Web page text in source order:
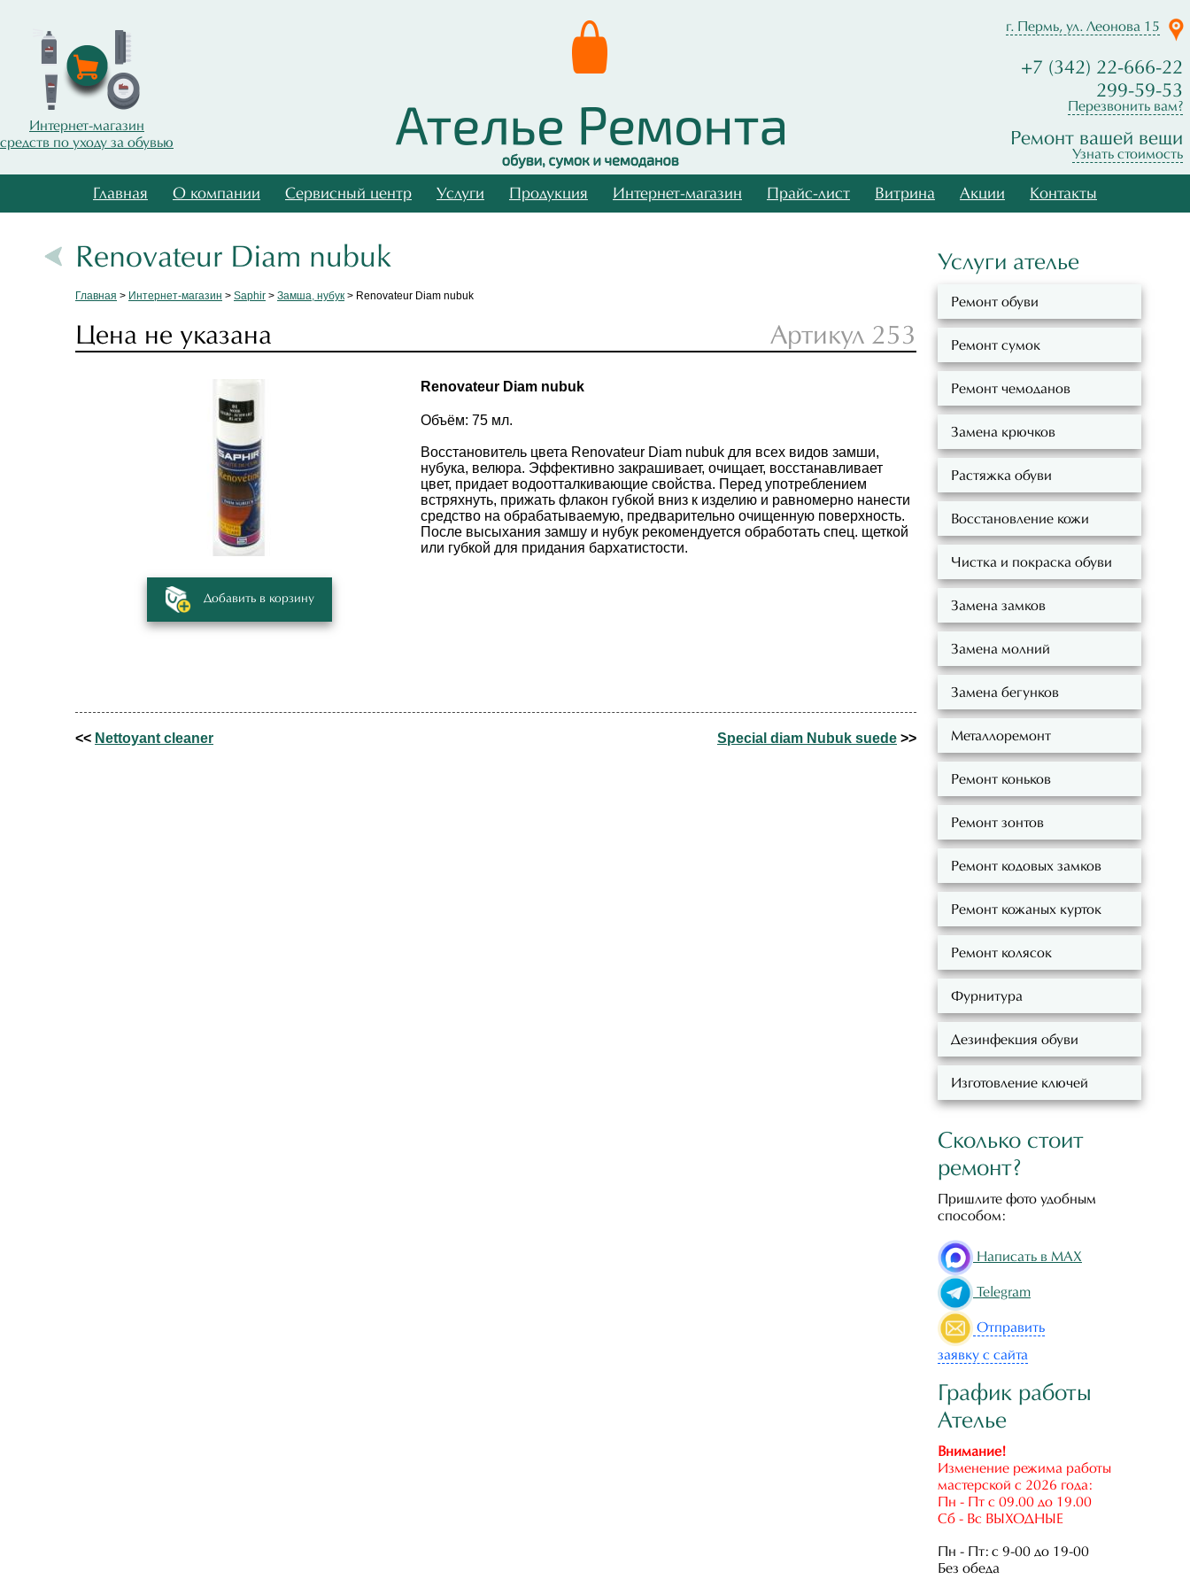
Интернет-магазин
средств по уходу за обувью
г. Пермь, ул. Леонова 15
+7 (342) 22-666-22
299-59-53
Перезвонить вам?
Ремонт вашей вещи
Узнать стоимость
Главная О компании Сервисный центр Услуги Продукция Интернет-магазин Прайс-лист Витрина Акции Контакты
Renovateur Diam nubuk
Главная > Интернет-магазин > Saphir > Замша, нубук > Renovateur Diam nubuk
Цена не указана Артикул 253
Добавить в корзину
Renovateur Diam nubuk
Объём: 75 мл.
Восстановитель цвета Renovateur Diam nubuk для всех видов замши,
нубука, велюра. Эффективно закрашивает, очищает, восстанавливает
цвет, придает водоотталкивающие свойства. Перед употреблением
встряхнуть, прижать флакон губкой вниз к изделию и равномерно нанести
средство на обрабатываемую, предварительно очищенную поверхность.
После высыхания замшу и нубук рекомендуется обработать спец. щеткой
или губкой для придания бархатистости.
<< Nettoyant cleaner Special diam Nubuk suede >>
Услуги ателье
Ремонт обуви
Ремонт сумок
Ремонт чемоданов
Замена крючков
Растяжка обуви
Восстановление кожи
Чистка и покраска обуви
Замена замков
Замена молний
Замена бегунков
Металлоремонт
Ремонт коньков
Ремонт зонтов
Ремонт кодовых замков
Ремонт кожаных курток
Ремонт колясок
Фурнитура
Дезинфекция обуви
Изготовление ключей
Сколько стоит
ремонт?
Пришлите фото удобным
способом:
Написать в MAX
Telegram
Отправить
заявку с сайта
График работы
Ателье
Внимание!
Изменение режима работы
мастерской с 2026 года:
Пн - Пт с 09.00 до 19.00
Сб - Вс ВЫХОДНЫЕ
Пн - Пт: с 9-00 до 19-00
Без обеда